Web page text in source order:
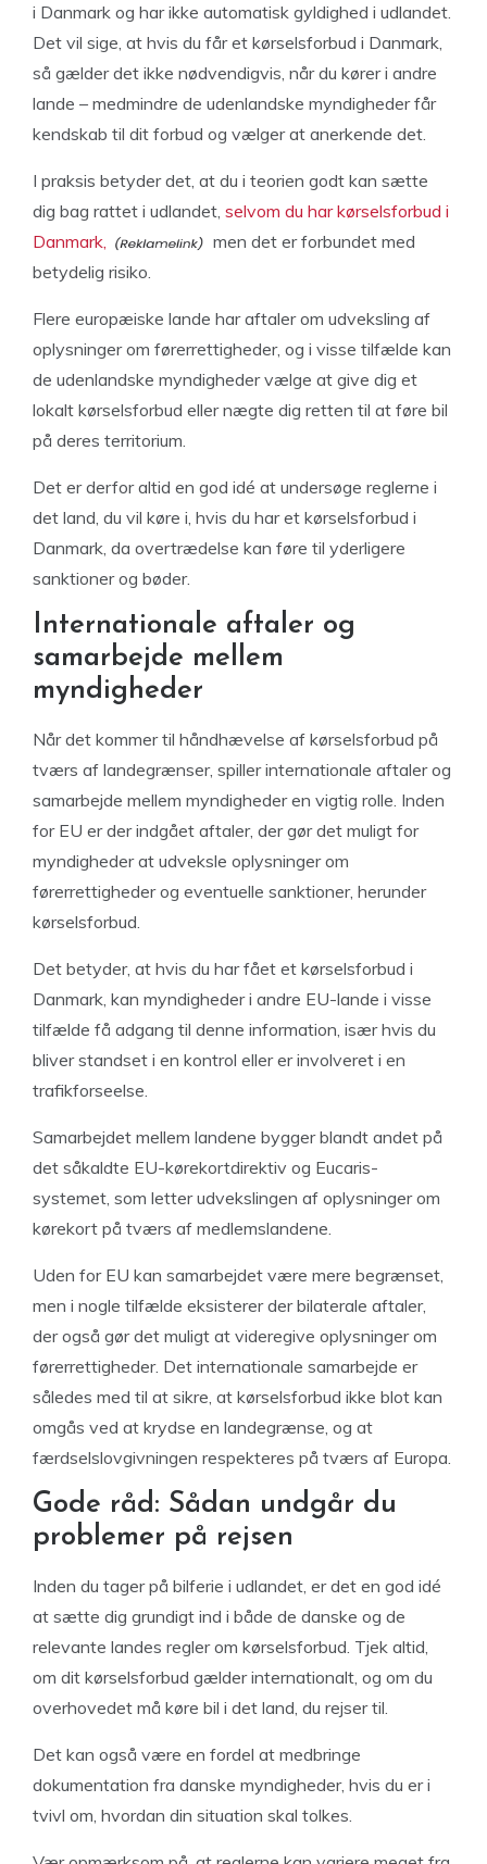
i Danmark og har ikke automatisk gyldighed i udlandet.
Det vil sige, at hvis du får et kørselsforbud i Danmark,
så gælder det ikke nødvendigvis, når du kører i andre
lande – medmindre de udenlandske myndigheder får
kendskab til dit forbud og vælger at anerkende det.
I praksis betyder det, at du i teorien godt kan sætte
dig bag rattet i udlandet, selvom du har kørselsforbud i
Danmark,
men det er forbundet med
betydelig risiko.
Flere europæiske lande har aftaler om udveksling af
oplysninger om førerrettigheder, og i visse tilfælde kan
de udenlandske myndigheder vælge at give dig et
lokalt kørselsforbud eller nægte dig retten til at føre bil
på deres territorium.
Det er derfor altid en god idé at undersøge reglerne i
det land, du vil køre i, hvis du har et kørselsforbud i
Danmark, da overtrædelse kan føre til yderligere
sanktioner og bøder.
Internationale aftaler og
samarbejde mellem
myndigheder
Når det kommer til håndhævelse af kørselsforbud på
tværs af landegrænser, spiller internationale aftaler og
samarbejde mellem myndigheder en vigtig rolle. Inden
for EU er der indgået aftaler, der gør det muligt for
myndigheder at udveksle oplysninger om
førerrettigheder og eventuelle sanktioner, herunder
kørselsforbud.
Det betyder, at hvis du har fået et kørselsforbud i
Danmark, kan myndigheder i andre EU-lande i visse
tilfælde få adgang til denne information, især hvis du
bliver standset i en kontrol eller er involveret i en
trafikforseelse.
Samarbejdet mellem landene bygger blandt andet på
det såkaldte EU-kørekortdirektiv og Eucaris-
systemet, som letter udvekslingen af oplysninger om
kørekort på tværs af medlemslandene.
Uden for EU kan samarbejdet være mere begrænset,
men i nogle tilfælde eksisterer der bilaterale aftaler,
der også gør det muligt at videregive oplysninger om
førerrettigheder. Det internationale samarbejde er
således med til at sikre, at kørselsforbud ikke blot kan
omgås ved at krydse en landegrænse, og at
færdselslovgivningen respekteres på tværs af Europa.
Gode råd: Sådan undgår du
problemer på rejsen
Inden du tager på bilferie i udlandet, er det en god idé
at sætte dig grundigt ind i både de danske og de
relevante landes regler om kørselsforbud. Tjek altid,
om dit kørselsforbud gælder internationalt, og om du
overhovedet må køre bil i det land, du rejser til.
Det kan også være en fordel at medbringe
dokumentation fra danske myndigheder, hvis du er i
tvivl om, hvordan din situation skal tolkes.